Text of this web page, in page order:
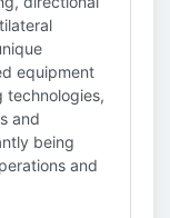
equipment
technologies,
and
being
and